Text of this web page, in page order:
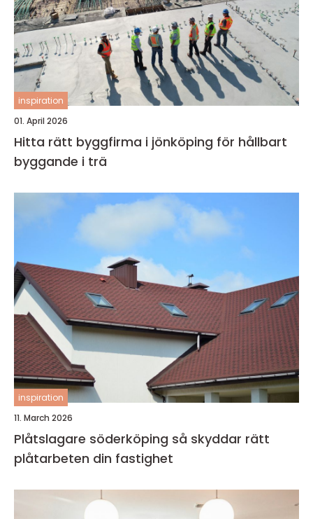
inspiration
01. April 2026
Hitta rätt byggfirma i jönköping för hållbart
byggande i trä
inspiration
11. March 2026
Plåtslagare söderköping så skyddar rätt
plåtarbeten din fastighet